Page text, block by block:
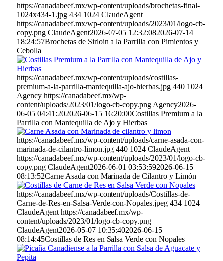
https://canadabeef.mx/wp-content/uploads/brochetas-final-
1024x434-1.jpg 434 1024 ClaudeAgent
https://canadabeef.mx/wp-content/uploads/2023/01/logo-cb-
copy.png ClaudeAgent2026-07-05 12:32:082026-07-14
18:24:57Brochetas de Sirloin a la Parrilla con Pimientos y
Cebolla
https://canadabeef.mx/wp-content/uploads/costillas-
premium-a-la-parrilla-mantequilla-ajo-hierbas.jpg 440 1024
Agency https://canadabeef.mx/wp-
content/uploads/2023/01/logo-cb-copy.png Agency2026-
06-05 04:41:202026-06-15 16:20:00Costillas Premium a la
Parrilla con Mantequilla de Ajo y Hierbas
https://canadabeef.mx/wp-content/uploads/carne-asada-con-
marinada-de-cilantro-limon.jpg 440 1024 ClaudeAgent
https://canadabeef.mx/wp-content/uploads/2023/01/logo-cb-
copy.png ClaudeAgent2026-06-01 03:53:592026-06-15
08:13:52Carne Asada con Marinada de Cilantro y Limón
https://canadabeef.mx/wp-content/uploads/Costillas-de-
Carne-de-Res-en-Salsa-Verde-con-Nopales.jpeg 434 1024
ClaudeAgent https://canadabeef.mx/wp-
content/uploads/2023/01/logo-cb-copy.png
ClaudeAgent2026-05-07 10:35:402026-06-15
08:14:45Costillas de Res en Salsa Verde con Nopales